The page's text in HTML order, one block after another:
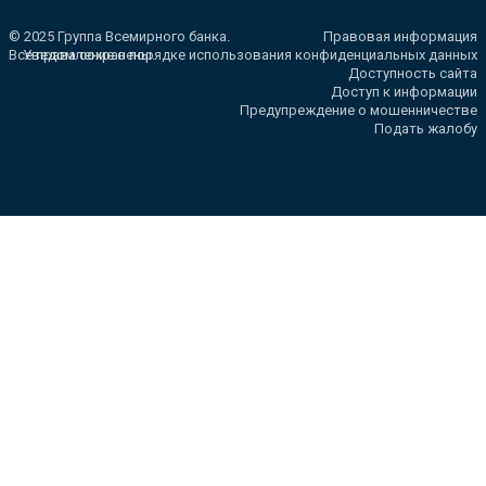
© 2025 Группа Всемирного банка.
Все права сохранены.
Правовая информация
Уведомление о порядке использования конфиденциальных данных
Доступность сайта
Доступ к информации
Предупреждение о мошенничестве
Подать жалобу